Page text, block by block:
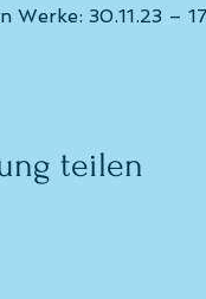
Werke: 30.11.23 –
teilen